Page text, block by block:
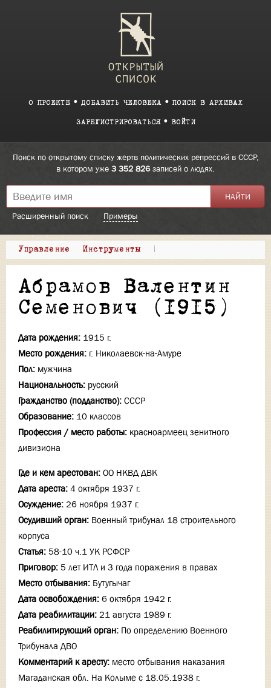
О ПРОЕКТЕ ДОБАВИТЬ ЧЕЛОВЕКА ПОИСК В АРХИВАХ
ЗАРЕГИСТРИРОВАТЬСЯ ВОЙТИ
Поиск по открытому списку жертв политических репрессий в СССР,
в котором уже 3 352 826записей о людях.
Расширенный поиск Примеры
Управление Инструменты |
Абрамов Валентин
Семенович (1915)
Дата рождения: 1915 г.
Место рождения: г. Николаевск-на-Амуре
Пол: мужчина
Национальность: русский
Гражданство (подданство): СССР
Образование: 10 классов
Профессия / место работы: красноармеец зенитного
дивизиона
Где и кем арестован: ОО НКВД ДВК
Дата ареста: 4 октября 1937 г.
Осуждение: 26 ноября 1937 г.
Осудивший орган: Военный трибунал 18 строительного
корпуса
Статья: 58-10 ч.1 УК РСФСР
Приговор: 5 лет ИТЛ и 3 года поражения в правах
Место отбывания: Бутугычаг
Дата освобождения: 6 октября 1942 г.
Дата реабилитации: 21 августа 1989 г.
Реабилитирующий орган: По определению Военного
Трибунала ДВО
Комментарий к аресту: место отбывания наказания
Магаданская обл. На Колыме с 18.05.1938 г.